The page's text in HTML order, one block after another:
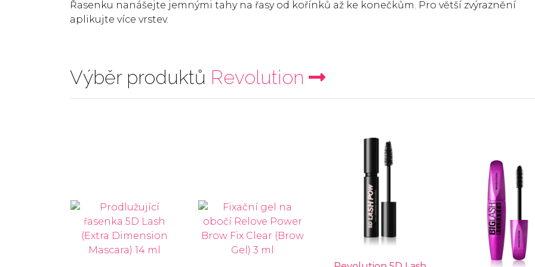
Řasenku nanášejte jemnými tahy na řasy od kořínků až ke konečkům. Pro větší zvýraznění
aplikujte více vrstev.
Výběr produktů Revolution